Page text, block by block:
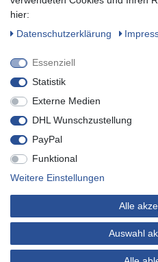
SOCIAL
© Copyright 2019 Buvtec -
Rechte
* Sie können sich jederzeit von
hier:
Daten­schutz­erklärung
Essenziell
Statistik
Externe Medien
DHL Wunschzustellung
PayPal
Funktional
Weitere Einstellungen
Alle
Auswahl